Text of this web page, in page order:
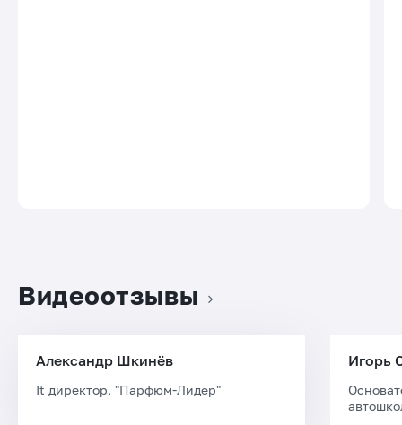
Видеоотзывы
Александр Шкинёв
It директор, "Парфюм-Лидер"
Игорь